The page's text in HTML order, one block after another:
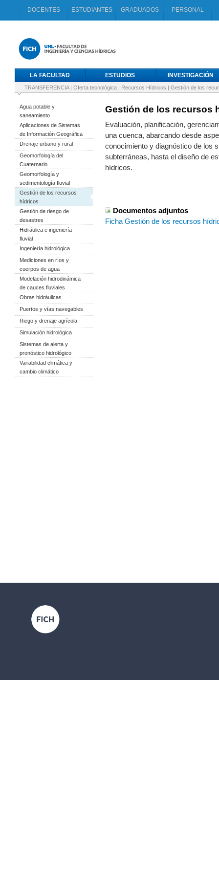
DOCENTES ESTUDIANTES GRADUADOS PERSONAL
LA FACULTAD ESTUDIOS INVESTIGACIÓN
TRANSFERENCIA| Oferta tecnológica | Recursos Hídricos | Gestión de los
Agua potable y
saneamiento
Aplicaciones de Sistemas
de Información Geográfica
Drenaje urbano y rural
Geomorfología del
Cuaternario
Geomorfología y
sedimentología fluvial
Gestión de los recursos
hídricos
Gestión de riesgo de
desastres
Hidráulica e ingeniería
fluvial
Ingeniería hidrológica
Mediciones en ríos y
cuerpos de agua
Modelación hidrodinámica
de cauces fluviales
Obras hidráulicas
Puertos y vías navegables
Riego y drenaje agrícola
Simulación hidrológica
Sistemas de alerta y
pronóstico hidrológico
Variabilidad climática y
cambio climático
Gestión de los recursos
Evaluación, planificación,
una cuenca, abarcando desde
conocimiento y diagnóstico de los
subterráneas, hasta el diseño de
hídricos.
Documentos adjuntos
Ficha Gestión de los recursos